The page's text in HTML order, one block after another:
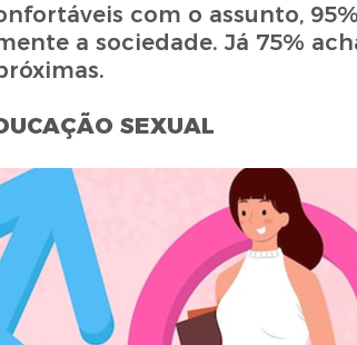
com o assunto,
a sociedade. Já 75%
SEXUAL